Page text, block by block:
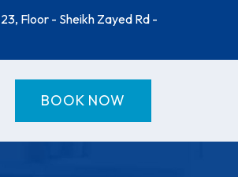
Floor - Sheikh Zayed Rd -
BOOK NOW